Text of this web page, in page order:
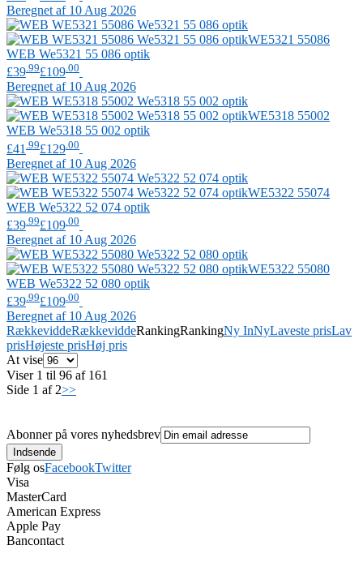
Beregnet af 10 Aug 2026
WE5321 55086
WEB We5321 55 086 optik
£39.99£109.00
Beregnet af 10 Aug 2026
WE5318 55002
WEB We5318 55 002 optik
£41 .99£129 .00
Beregnet af 10 Aug 2026
WE5322 55074
WEB We5322 52 074 optik
£39 .99£109 .00
Beregnet af 10 Aug 2026
WE5322 55080
WEB We5322 52 080 optik
£39.99£109.00
Beregnet af 10 Aug 2026
RækkeviddeRækkeviddeRankingRankingNy InNyLaveste prisLav
prisHøjeste prisHøj pris
At vise
Viser 1 til 96 af 161
Side 1 af 2>>
Abonner på vores nyhedsbrev
Følg osFacebookTwitter
Visa
MasterCard
American Express
Apple Pay
Bancontact